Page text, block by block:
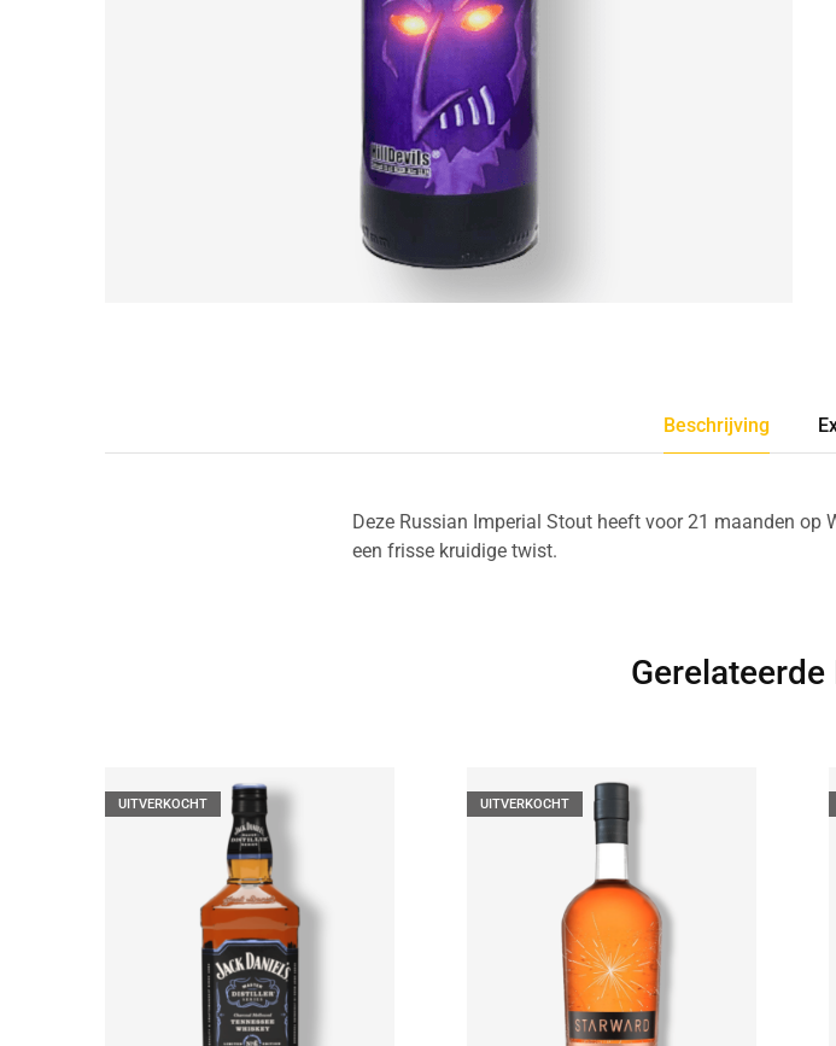
Beschrijving
Deze Russian Imperial Stout heeft voor 21 maanden op
een frisse kruidige twist.
UITVERKOCHT UITVERKOCHT